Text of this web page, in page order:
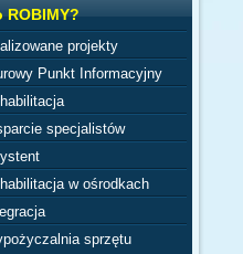
ROBIMY?
projekty
Punkt Informacyjny
specjalistów
w ośrodkach
sprzętu